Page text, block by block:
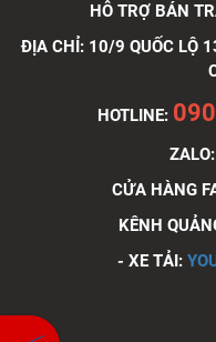
HỖ TRỢ BÁN
ĐỊA CHỈ: 10/9 QUỐC LỘ
HOTLINE:
CỬA HÀNG
KÊNH
- XE TẢI: